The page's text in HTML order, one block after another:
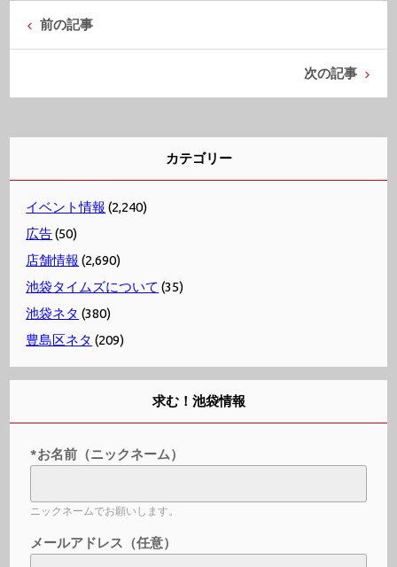
前の記事
次の記事
カテゴリー
イベント情報 (2,240)
広告(50)
店舗情報 (2,690)
池袋タイムズについて (35)
池袋ネタ (380)
豊島区ネタ (209)
求む！池袋情報
*お名前（ニックネーム）
ニックネームでお願いします。
メールアドレス（任意）